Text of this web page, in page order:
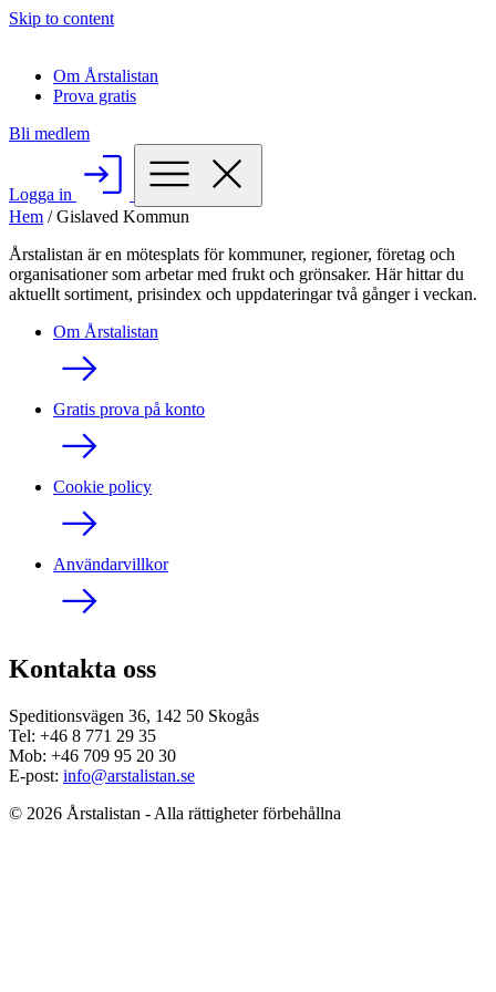
Skip to content
Om Årstalistan
Prova gratis
Bli medlem
Logga in
Hem /Gislaved Kommun
Årstalistan är en mötesplats för kommuner, regioner, företag och
organisationer som arbetar med frukt och grönsaker. Här hittar du
aktuellt sortiment, prisindex och uppdateringar två gånger i veckan.
Om Årstalistan
Gratis prova på konto
Cookie policy
Användarvillkor
Kontakta oss
Speditionsvägen 36, 142 50 Skogås
Tel: +46 8 771 29 35
Mob: +46 709 95 20 30
E-post: info@arstalistan.se
© 2026 Årstalistan - Alla rättigheter förbehållna